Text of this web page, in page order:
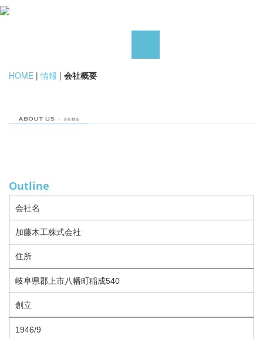
HOME |情報 | 会社概要
Outline
会社名
加藤木工株式会社
住所
岐阜県郡上市八幡町稲成540
創立
1946/9